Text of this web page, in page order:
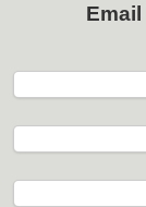
Email